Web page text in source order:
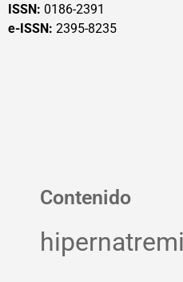
ISSN: 0186-2391
e-ISSN: 2395-8235
Contenido